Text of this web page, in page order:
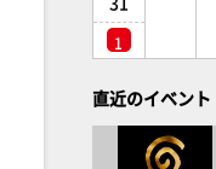
1
直近のイベント